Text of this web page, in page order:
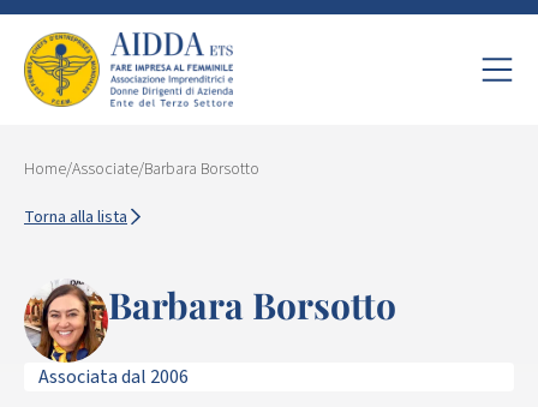
Home/Associate/Barbara Borsotto
Torna alla lista
Barbara Borsotto
Associata dal 2006